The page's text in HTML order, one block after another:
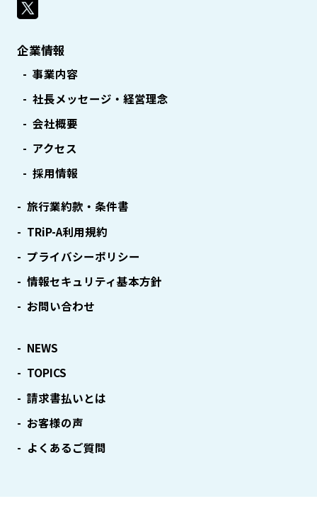
企業情報
事業内容
社長メッセージ・経営理念
会社概要
アクセス
採用情報
旅行業約款・条件書
TRiP-A利用規約
プライバシーポリシー
情報セキュリティ基本方針
お問い合わせ
NEWS
TOPICS
請求書払いとは
お客様の声
よくあるご質問